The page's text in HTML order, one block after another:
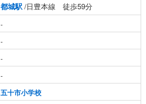
都城駅/日豊本線 徒歩59分
-
-
-
-
五十市小学校